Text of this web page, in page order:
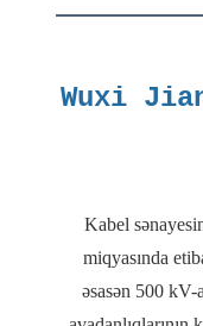
Wuxi
Kabel
miqyasında
əsasən 500